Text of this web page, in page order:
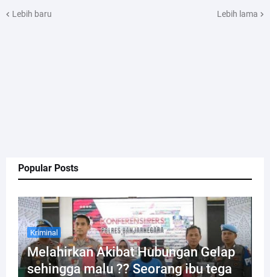
Popular Posts
Kriminal
Melahirkan Akibat Hubungan Gelap
sehingga malu ?? Seorang ibu tega
Lebih baru Lebih lama